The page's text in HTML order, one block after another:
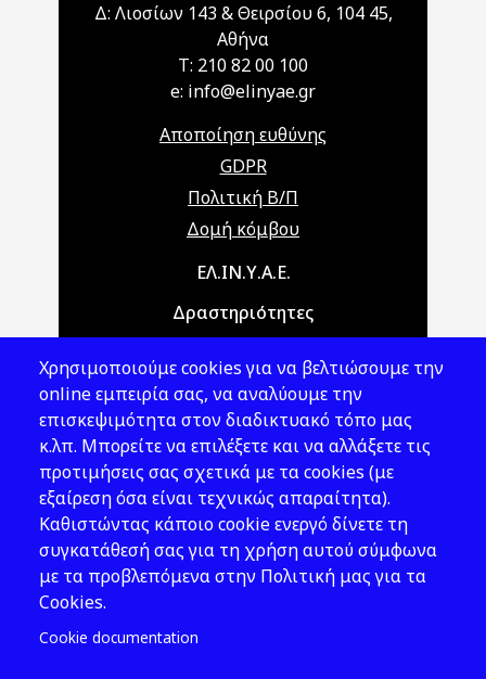
Δ: Λιοσίων 143 & Θειρσίου 6, 104 45,
Αθήνα
T: 210 82 00 100
e: info@elinyae.gr
Αποποίηση ευθύνης
GDPR
Πολιτική Β/Π
Δομή κόμβου
Main navigationΕΛ.ΙΝ.Υ.Α.Ε.
Δραστηριότητες
Νομοθεσία
Εκδόσεις
Νέα - Εκδηλώσεις
Ακολουθήστε μας
Χρησιμοποιούμε cookies για να βελτιώσουμε την
online εμπειρία σας, να αναλύουμε την
επισκεψιμότητα στον διαδικτυακό τόπο μας
κ.λπ. Μπορείτε να επιλέξετε και να αλλάξετε τις
προτιμήσεις σας σχετικά με τα cookies (με
εξαίρεση όσα είναι τεχνικώς απαραίτητα).
Καθιστώντας κάποιο cookie ενεργό δίνετε τη
συγκατάθεσή σας για τη χρήση αυτού σύμφωνα
με τα προβλεπόμενα στην Πολιτική μας για τα
Cookies.
Cookie documentation